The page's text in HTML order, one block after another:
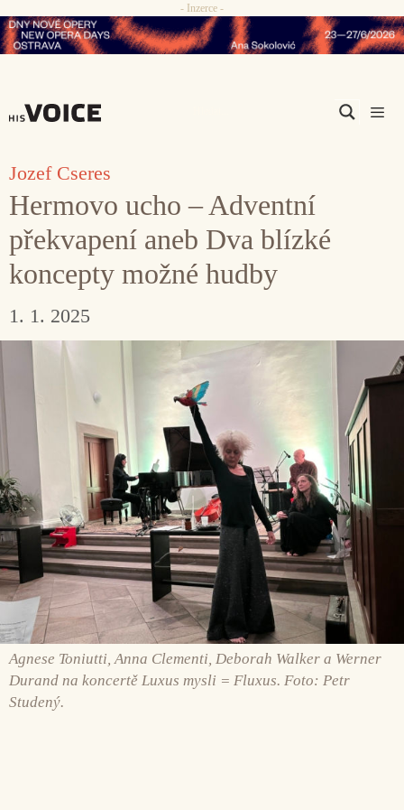
Přeskočit
na
- Inzerce -
Jozef Cseres
Hermovo ucho – Adventní
překvapení aneb Dva blízké
koncepty možné hudby
1. 1. 2025
Agnese Toniutti, Anna Clementi, Deborah Walker a Werner
Durand na koncertě Luxus mysli = Fluxus. Foto: Petr
Studený.